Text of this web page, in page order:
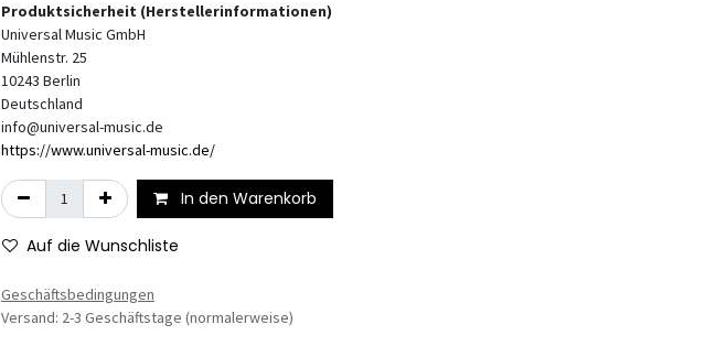
Produktsicherheit (Herstellerinformationen)
Universal Music GmbH
Mühlenstr. 25
10243 Berlin
Deutschland
info@universal-music.de
https://www.universal-music.de/
In den Warenkorb
Auf die Wunschliste
Geschäftsbedingungen
Versand: 2-3 Geschäftstage (normalerweise)